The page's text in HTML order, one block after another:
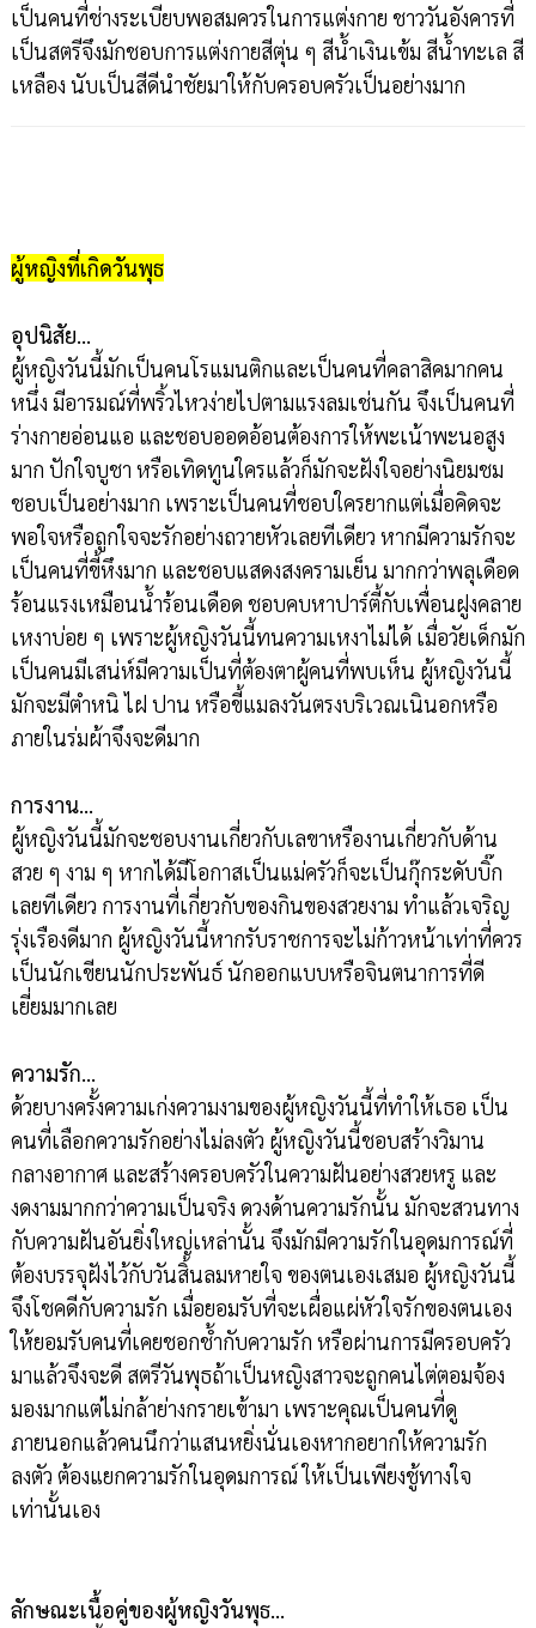
เป็นคนที่ช่างระเบียบพอสมควรในการแต่งกาย ชาววันอังคารที่
เป็นสตรีจึงมักชอบการแต่งกายสีตุ่น ๆ สีน้ำเงินเข้ม สีน้ำทะเล สี
เหลือง นับเป็นสีดีนำชัยมาให้กับครอบครัวเป็นอย่างมาก
ผู้หญิงที่เกิดวันพุธ
อุปนิสัย…
ผู้หญิงวันนี้มักเป็นคนโรแมนติกและเป็นคนที่คลาสิคมากคน
หนึ่ง มีอารมณ์ที่พริ้วไหวง่ายไปตามแรงลมเช่นกัน จึงเป็นคนที่
ร่างกายอ่อนแอ และชอบออดอ้อนต้องการให้พะเน้าพะนอสูง
มาก ปักใจบูชา หรือเทิดทูนใครแล้วก็มักจะฝังใจอย่างนิยมชม
ชอบเป็นอย่างมาก เพราะเป็นคนที่ชอบใครยากแต่เมื่อคิดจะ
พอใจหรือถูกใจจะรักอย่างถวายหัวเลยทีเดียว หากมีความรักจะ
เป็นคนที่ขี้หึงมาก และชอบแสดงสงครามเย็น มากกว่าพลุเดือด
ร้อนแรงเหมือนน้ำร้อนเดือด ชอบคบหาปาร์ตี้กับเพื่อนฝูงคลาย
เหงาบ่อย ๆ เพราะผู้หญิงวันนี้ทนความเหงาไม่ได้ เมื่อวัยเด็กมัก
เป็นคนมีเสน่ห์มีความเป็นที่ต้องตาผู้คนที่พบเห็น ผู้หญิงวันนี้
มักจะมีตำหนิ ไฝ ปาน หรือขี้แมลงวันตรงบริเวณเนินอกหรือ
ภายในร่มผ้าจึงจะดีมาก
การงาน…
ผู้หญิงวันนี้มักจะชอบงานเกี่ยวกับเลขาหรืองานเกี่ยวกับด้าน
สวย ๆ งาม ๆ หากได้มีโอกาสเป็นแม่ครัวก็จะเป็นกุ๊กระดับบิ๊ก
เลยทีเดียว การงานที่เกี่ยวกับของกินของสวยงาม ทำแล้วเจริญ
รุ่งเรืองดีมาก ผู้หญิงวันนี้หากรับราชการจะไม่ก้าวหน้าเท่าที่ควร
เป็นนักเขียนนักประพันธ์ นักออกแบบหรือจินตนาการที่ดี
เยี่ยมมากเลย
ความรัก…
ด้วยบางครั้งความเก่งความงามของผู้หญิงวันนี้ที่ทำให้เธอ เป็น
คนที่เลือกความรักอย่างไม่ลงตัว ผู้หญิงวันนี้ชอบสร้างวิมาน
กลางอากาศ และสร้างครอบครัวในความฝันอย่างสวยหรู และ
งดงามมากกว่าความเป็นจริง ดวงด้านความรักนั้น มักจะสวนทาง
กับความฝันอันยิ่งใหญ่เหล่านั้น จึงมักมีความรักในอุดมการณ์ที่
ต้องบรรจุฝังไว้กับวันสิ้นลมหายใจ ของตนเองเสมอ ผู้หญิงวันนี้
จึงโชคดีกับความรัก เมื่อยอมรับที่จะเผื่อแผ่หัวใจรักของตนเอง
ให้ยอมรับคนที่เคยชอกช้ำกับความรัก หรือผ่านการมีครอบครัว
มาแล้วจึงจะดี สตรีวันพุธถ้าเป็นหญิงสาวจะถูกคนไต่ตอมจ้อง
มองมากแต่ไม่กล้าย่างกรายเข้ามา เพราะคุณเป็นคนที่ดู
ภายนอกแล้วคนนึกว่าแสนหยิ่งนั่นเองหากอยากให้ความรัก
ลงตัว ต้องแยกความรักในอุดมการณ์ ให้เป็นเพียงชู้ทางใจ
เท่านั้นเอง
ลักษณะเนื้อคู่ของผู้หญิงวันพุธ…